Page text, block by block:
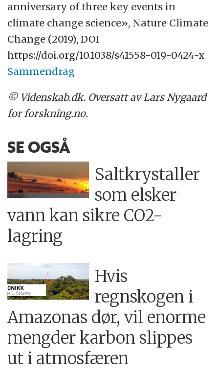
anniversary of three key events in
climate change science», Nature Climate
Change (2019), DOI
https://doi.org/10.1038/s41558-019-0424-x
Sammendrag
© Videnskab.dk. Oversatt av Lars Nygaard
for forskning.no.
SE OGSÅ
Saltkrystaller
som elsker
vann kan sikre CO2-
lagring
Hvis
regnskogen i
Amazonas dør, vil enorme
mengder karbon slippes
ut i atmosfæren